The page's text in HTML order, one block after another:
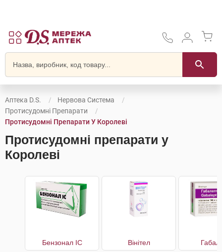
Аптека D.S.
Нервова Система
Протисудомні Препарати
Протисудомні Препарати У Королеві
Протисудомні препарати у
Королеві
Бензонал IC Вінітел